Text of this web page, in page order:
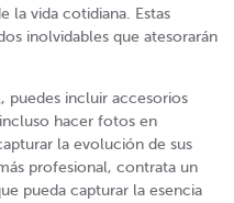
la vida cotidiana. Estas
inolvidables que atesorarán
puedes incluir accesorios
hacer fotos en
la evolución de sus
profesional, contrata un
pueda capturar la esencia